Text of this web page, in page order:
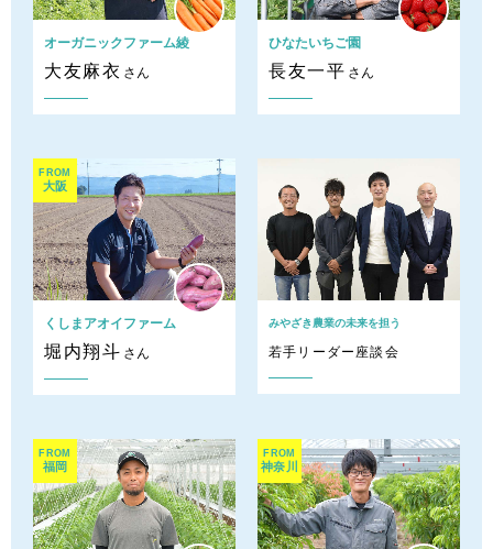
オーガニックファーム綾
大友麻衣 さん
ひなたいちご園
長友一平 さん
FROM
大阪
くしまアオイファーム
堀内翔斗 さん
みやざき農業の未来を担う
若手リーダー座談会
FROM
福岡
FROM
神奈川